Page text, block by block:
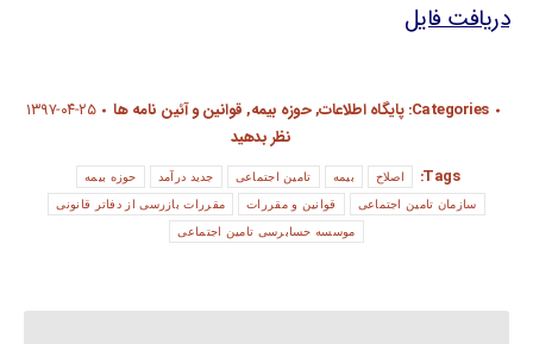
دریافت فایل
Categories: پایگاه اطلاعات,حوزه بیمه,قوانین و آئین نامه ها
۱۳۹۷-۰۴-۲۵
نظر بدهید
Tags:
اصلاح بیمه تامین اجتماعی جدید درآمد حوزه بیمه
سازمان تامین اجتماعی قوانین و مقررات مقررات بازرسی از دفاتر قانونی
موسسه حسابرسی تامین اجتماعی